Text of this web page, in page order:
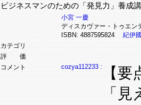
ビジネスマンのための「発見力」養成
小宮 一慶
ディスカヴァー・トゥエン
ISBN: 4887595824 紀伊
カテゴリ
評 価
コメント
cozya112233 :
【要
「